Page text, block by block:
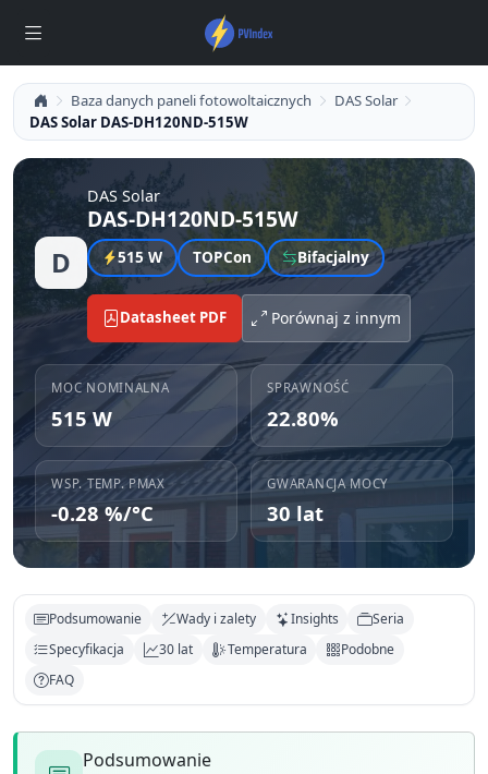
Baza danych paneli fotowoltaicznych
DAS Solar
DAS Solar DAS-DH120ND-515W
D
DAS Solar
DAS-DH120ND-515W
515 W TOPCon Bifacjalny
Datasheet PDF Porównaj z innym
MOC NOMINALNA
515 W
SPRAWNOŚĆ
22.80%
WSP. TEMP. PMAX
-0.28 %/°C
GWARANCJA MOCY
30 lat
Podsumowanie Wady i zalety Insights
Seria
Specyfikacja
30 lat Temperatura
Podobne
FAQ
Podsumowanie